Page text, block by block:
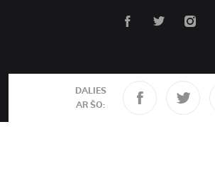
DALIES
AR ŠO: